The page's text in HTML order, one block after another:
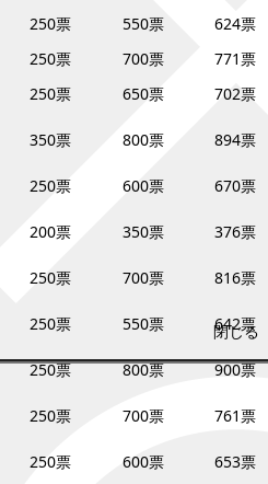
閉じる
250票 550票
624票
250票 700票
771票
250票 650票
702票
350票 800票
894票
250票 600票
670票
200票 350票
376票
250票 700票
816票
250票 550票
642票
250票 800票
900票
250票 700票
761票
250票 600票
653票